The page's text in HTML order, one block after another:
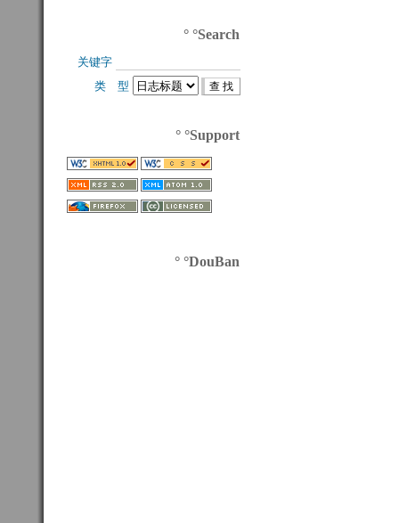
° °Search
关键字
类 型
° °Support
° °DouBan